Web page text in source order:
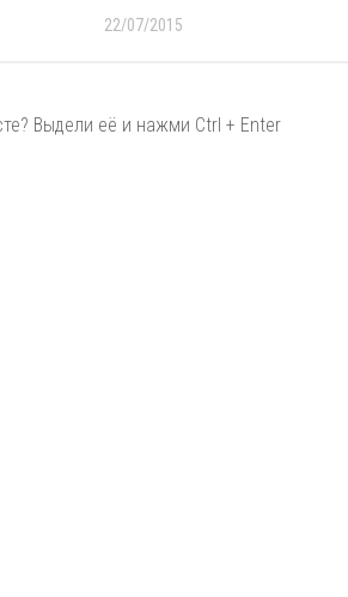
22/07/2015
Выдели её и нажми Ctrl + Enter